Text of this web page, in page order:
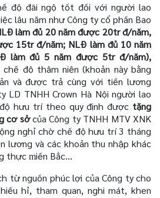
độ đãi ngộ tốt đối với người lao
lâu năm như Công ty cổ phần Bao
làm đủ 20 năm được 20tr đ/năm,
15tr đ/năm; NLĐ làm đủ 10 năm
làm đủ 5 năm được 5tr đ/năm),
độ thâm niên (khoản này bằng
và được trả cùng với tiền lương
LD TNHH Crown Hà Nội người lao
hưu trí theo quy định được tặng
cơ sởcủa Công ty TNHH MTV XNK
nghỉ chờ chế độ hưu trí 3 tháng
lương và các khoản thu nhập khác
thực miền Bắc…
từ nguồn phúc lợi của Công ty cho
hỉ, tham quan, nghi mát, khen